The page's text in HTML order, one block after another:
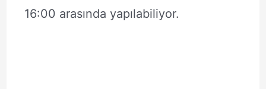
16:00 arasında yapılabiliyor.